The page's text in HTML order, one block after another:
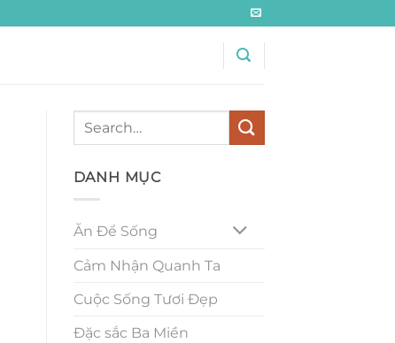
DANH MỤC
Ăn Để Sống
Cảm Nhận Quanh Ta
Cuộc Sống Tươi Đẹp
Đặc sắc Ba Miền